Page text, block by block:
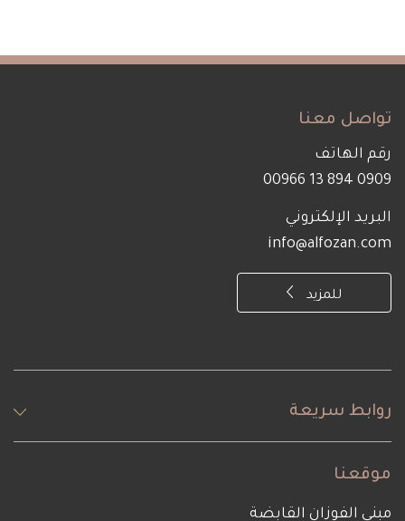
تواصل معنا
رقم الهاتف
0909 894 13 00966
البريد الإلكتروني
info@alfozan.com
للمزيد
روابط سريعة
موقعنا
مبنى الفوزان القابضة